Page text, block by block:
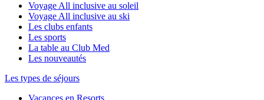
Voyage All inclusive au soleil
Voyage All inclusive au ski
Les clubs enfants
Les sports
La table au Club Med
Les nouveautés
Les types de séjours